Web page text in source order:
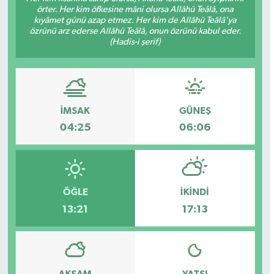
örter. Her kim öfkesine mâni olursa Allâhü Teâlâ, ona
kıyâmet günü azap etmez. Her kim de Allâhü Teâlâ'ya
özrünü arz ederse Allâhü Teâlâ, onun özrünü kabul eder.
(Hadis-i şerif)
İMSAK
04:25
GÜNEŞ
06:06
ÖĞLE
13:21
İKINDI
17:13
Gündem
Kültür-Sanat
Magazin
Podcast
Politika
Sağlık